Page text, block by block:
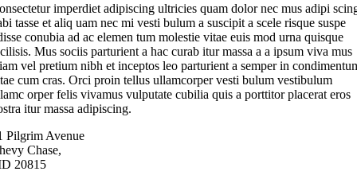
imperdiet adipiscing ultricies quam dolor nec mus adipi
tasse et aliq uam nec mi vesti bulum a suscipit a scele risque suspe
conubia ad ac elemen tum molestie vitae euis mod urna quisque
Mus sociis parturient a hac curab itur massa a a ipsum viva mus
vel pretium nibh et inceptos leo parturient a semper in
cum cras. Orci proin tellus ullamcorper vesti bulum vestibulum
orper felis vivamus vulputate cubilia quis a porttitor placerat eros
itur massa adipiscing.
Pilgrim Avenue
Chase,
20815